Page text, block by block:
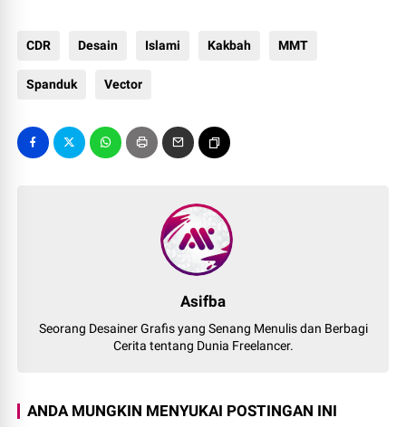
CDR Desain Islami Kakbah MMT
Spanduk Vector
Asifba
Seorang Desainer Grafis yang Senang Menulis dan Berbagi
Cerita tentang Dunia Freelancer.
ANDA MUNGKIN MENYUKAI POSTINGAN INI